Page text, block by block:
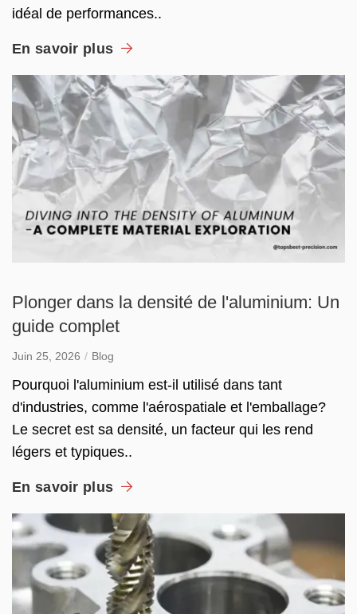
idéal de performances..
En savoir plus
Plonger dans la densité de l'aluminium: Un
guide complet
Juin 25, 2026 Blog
Pourquoi l'aluminium est-il utilisé dans tant
d'industries, comme l'aérospatiale et l'emballage?
Le secret est sa densité, un facteur qui les rend
légers et typiques..
En savoir plus